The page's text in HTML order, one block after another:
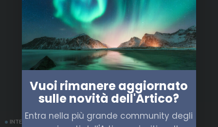
INTERVISTE POLITICA RUSSIA
Vuoi rimanere aggiornato
sulle novità dell'Artico?
Entra nella più grande community degli